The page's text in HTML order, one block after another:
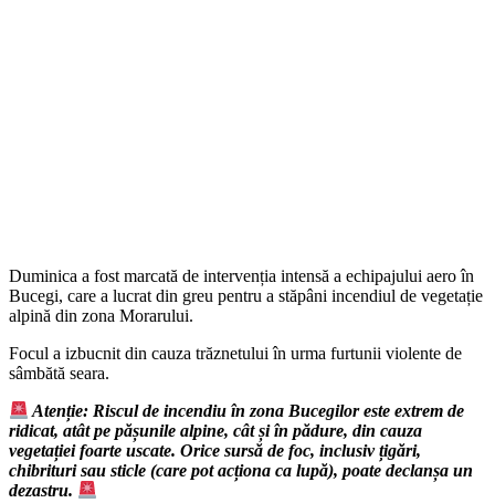
Duminica a fost marcată de intervenția intensă a echipajului aero în
Bucegi, care a lucrat din greu pentru a stăpâni incendiul de vegetație
alpină din zona Morarului.
Focul a izbucnit din cauza trăznetului în urma furtunii violente de
sâmbătă seara.
Atenție: Riscul de incendiu în zona Bucegilor este extrem de
ridicat, atât pe pășunile alpine, cât și în pădure, din cauza
vegetației foarte uscate. Orice sursă de foc, inclusiv țigări,
chibrituri sau sticle (care pot acționa ca lupă), poate declanșa un
dezastru.